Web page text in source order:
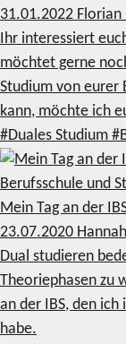
31.01.2022 Florian
Ihr interessiert
möchtet gerne
Studium von eurer
kann, möchte ich
#Duales Studium
Berufsschule und
Mein Tag an der
23.07.2020 Hannah
Dual studieren
Theoriephasen zu
an der IBS, den
habe.